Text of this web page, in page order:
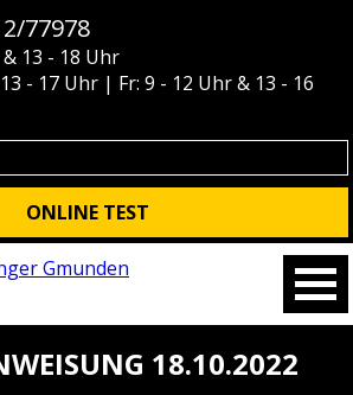
77978
13 - 18 Uhr
- 17 Uhr | Fr: 9 - 12 Uhr & 13 - 16
ONLINE TEST
18.10.2022